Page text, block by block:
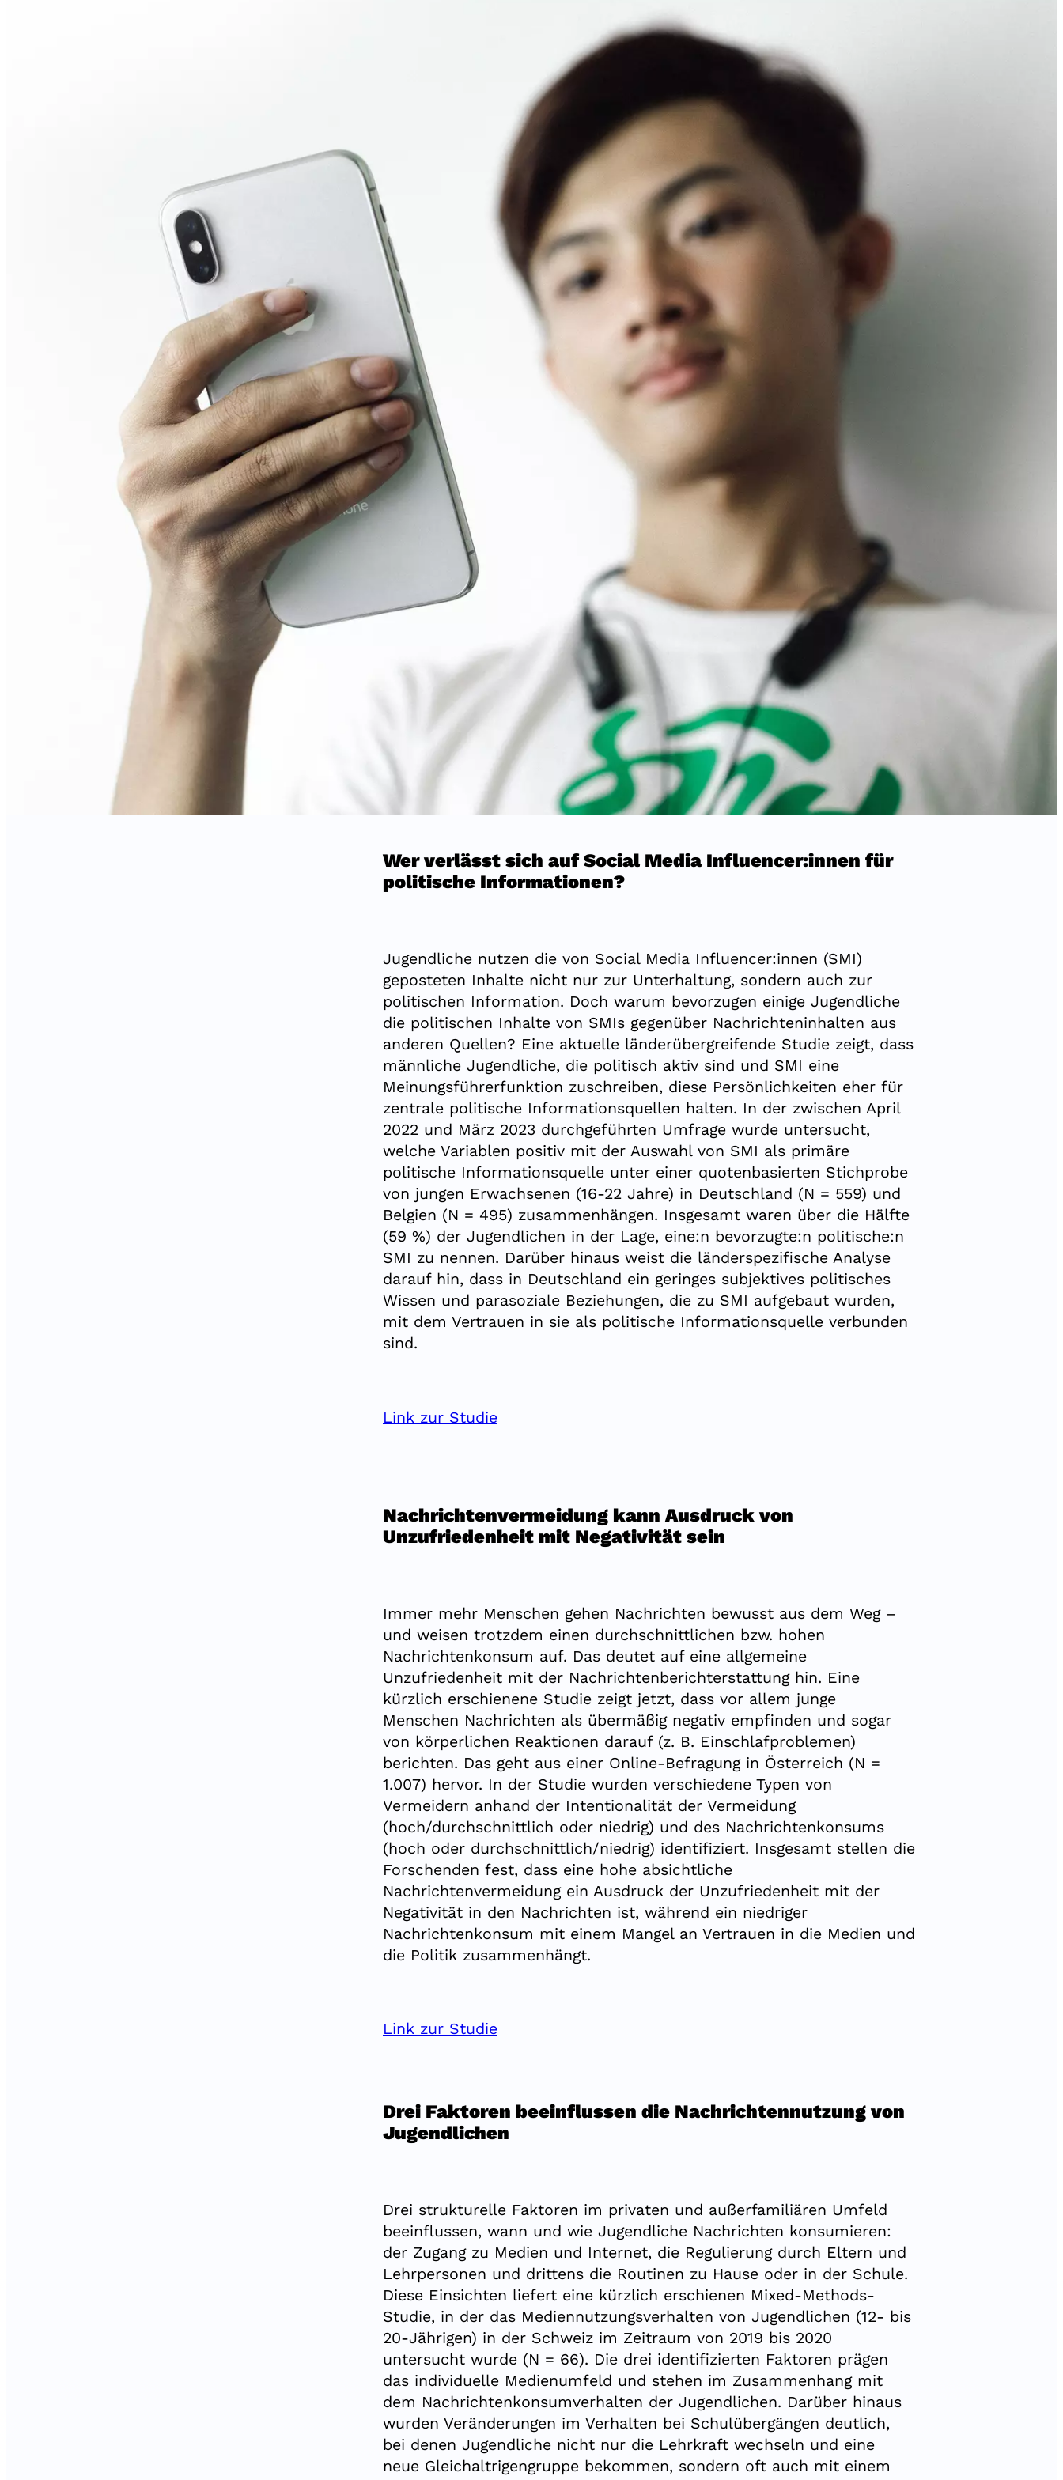
DR. LEONIE ALATASSI
Leibniz-Institut für Medienforschung | Hans-Bredow-Institut (HBI)
Social Media Meinungsbildung Nachrichtenkompetenz Forschung
TEILE DIESE SEITE
Forschungsüberblick April: Influencer:innen als politische
Informationsquelle und Gründe für Nachrichtenvermeidung
Eine Studie zeigt, warum einige Jugendliche politische Inhalte
von Influencer:innen als Quelle bevorzugen. Eine andere
identifiziert drei Faktoren, die die Nachrichtennutzung von
Jugendlichen beeinflussen. Leonie Wunderlich vom Leibniz-
Institut für Medienforschung fasst im neuen
Forschungsüberblick wieder aktuelle Studienergebnisse
zusammen.
Wer verlässt sich auf Social Media Influencer:innen für
politische Informationen?
Jugendliche nutzen die von Social Media Influencer:innen (SMI)
geposteten Inhalte nicht nur zur Unterhaltung, sondern auch zur
politischen Information. Doch warum bevorzugen einige Jugendliche
die politischen Inhalte von SMIs gegenüber Nachrichteninhalten aus
anderen Quellen? Eine aktuelle länderübergreifende Studie zeigt, dass
männliche Jugendliche, die politisch aktiv sind und SMI eine
Meinungsführerfunktion zuschreiben, diese Persönlichkeiten eher für
zentrale politische Informationsquellen halten. In der zwischen April
2022 und März 2023 durchgeführten Umfrage wurde untersucht,
welche Variablen positiv mit der Auswahl von SMI als primäre
politische Informationsquelle unter einer quotenbasierten Stichprobe
von jungen Erwachsenen (16-22 Jahre) in Deutschland (N = 559) und
Belgien (N = 495) zusammenhängen. Insgesamt waren über die Hälfte
(59 %) der Jugendlichen in der Lage, eine:n bevorzugte:n politische:n
SMI zu nennen. Darüber hinaus weist die länderspezifische Analyse
darauf hin, dass in Deutschland ein geringes subjektives politisches
Wissen und parasoziale Beziehungen, die zu SMI aufgebaut wurden,
mit dem Vertrauen in sie als politische Informationsquelle verbunden
sind.
Link zur Studie
Nachrichtenvermeidung kann Ausdruck von
Unzufriedenheit mit Negativität sein
Immer mehr Menschen gehen Nachrichten bewusst aus dem Weg –
und weisen trotzdem einen durchschnittlichen bzw. hohen
Nachrichtenkonsum auf. Das deutet auf eine allgemeine
Unzufriedenheit mit der Nachrichtenberichterstattung hin. Eine
kürzlich erschienene Studie zeigt jetzt, dass vor allem junge
Menschen Nachrichten als übermäßig negativ empfinden und sogar
von körperlichen Reaktionen darauf (z. B. Einschlafproblemen)
berichten. Das geht aus einer Online-Befragung in Österreich (N =
1.007) hervor. In der Studie wurden verschiedene Typen von
Vermeidern anhand der Intentionalität der Vermeidung
(hoch/durchschnittlich oder niedrig) und des Nachrichtenkonsums
(hoch oder durchschnittlich/niedrig) identifiziert. Insgesamt stellen die
Forschenden fest, dass eine hohe absichtliche
Nachrichtenvermeidung ein Ausdruck der Unzufriedenheit mit der
Negativität in den Nachrichten ist, während ein niedriger
Nachrichtenkonsum mit einem Mangel an Vertrauen in die Medien und
die Politik zusammenhängt.
Link zur Studie
Drei Faktoren beeinflussen die Nachrichtennutzung von
Jugendlichen
Drei strukturelle Faktoren im privaten und außerfamiliären Umfeld
beeinflussen, wann und wie Jugendliche Nachrichten konsumieren:
der Zugang zu Medien und Internet, die Regulierung durch Eltern und
Lehrpersonen und drittens die Routinen zu Hause oder in der Schule.
Diese Einsichten liefert eine kürzlich erschienen Mixed-Methods-
Studie, in der das Mediennutzungsverhalten von Jugendlichen (12- bis
20-Jährigen) in der Schweiz im Zeitraum von 2019 bis 2020
untersucht wurde (N = 66). Die drei identifizierten Faktoren prägen
das individuelle Medienumfeld und stehen im Zusammenhang mit
dem Nachrichtenkonsumverhalten der Jugendlichen. Darüber hinaus
wurden Veränderungen im Verhalten bei Schulübergängen deutlich,
bei denen Jugendliche nicht nur die Lehrkraft wechseln und eine
neue Gleichaltrigengruppe bekommen, sondern oft auch mit einem